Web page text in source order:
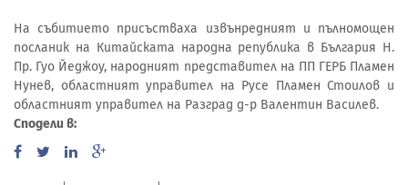
На събитието присъстваха извънредният и пълномощен
посланик на Китайската народна република в България Н.
Пр. Гуо Йеджоу, народният представител на ПП ГЕРБ Пламен
Нунев, областният управител на Русе Пламен Стоилов и
областният управител на Разград д-р Валентин Василев.
Сподели в: